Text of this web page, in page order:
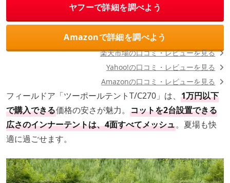
ヤフーで詳細を調べよう
Amazonで詳細を調べよう
フィールドア「ツーポールテントT/C270」は、 1万円以下
で購入できる価格の安さが魅力。 コットを2台設置できる
広さのインナーテントは、4面すべてメッシュ。夏場も快
適に過ごせます。
楽天市場の口コミ・レビューを見る
Yahoo!の口コミ・レビューを見る
Amazonの口コミ・レビューを見る